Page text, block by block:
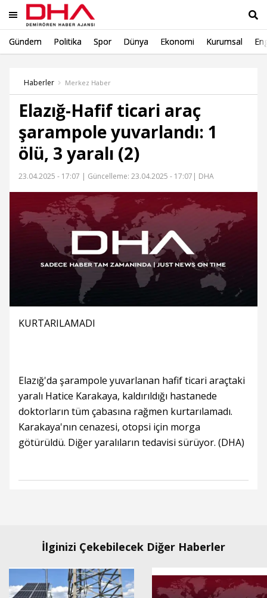
Gündem Politika Spor Dünya Ekonomi Kurumsal
Haberler Merkez Haber
Elazığ-Hafif ticari araç
şarampole yuvarlandı: 1
ölü, 3 yaralı (2)
23.04.2025 - 17:07 | Güncelleme: 23.04.2025 - 17:07 | DHA
KURTARILAMADI
Elazığ'da şarampole yuvarlanan hafif ticari araçtaki
yaralı Hatice Karakaya, kaldırıldığı hastanede
doktorların tüm çabasına rağmen kurtarılamadı.
Karakaya'nın cenazesi, otopsi için morga
götürüldü. Diğer yaralıların tedavisi sürüyor. (DHA)
İlginizi Çekebilecek Diğer Haberler